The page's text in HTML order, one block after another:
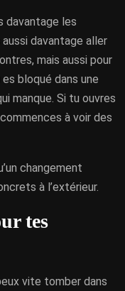
davantage les
davantage aller
mais aussi pour
bloqué dans une
manque. Si tu ouvres
à voir des
changement
à l’extérieur.
tes
vite tomber dans